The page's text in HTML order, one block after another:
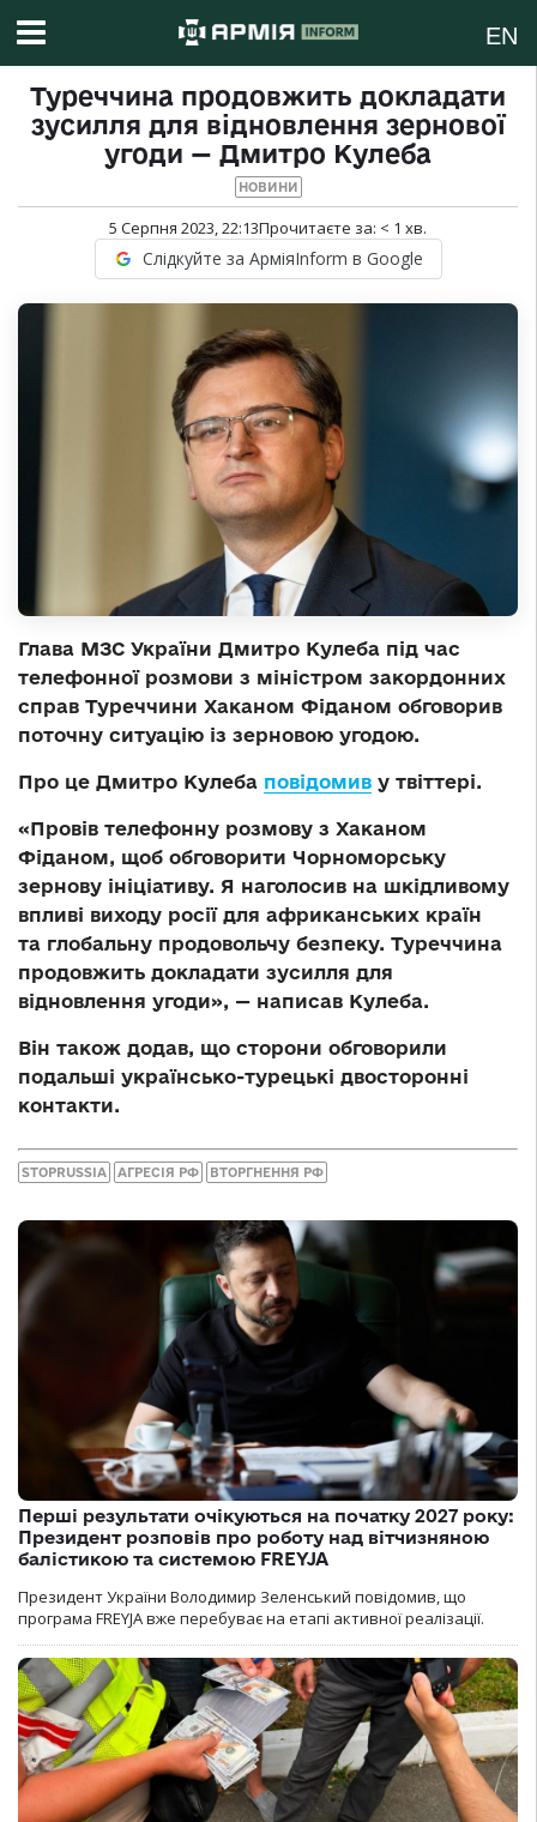
EN
Туреччина продовжить докладати
зусилля для відновлення зернової
угоди — Дмитро Кулеба
НОВИНИ
5 Серпня 2023, 22:13Прочитаєте за: < 1 хв.
Слідкуйте за АрміяInform в Google
Глава МЗС України Дмитро Кулеба під час
телефонної розмови з міністром закордонних
справ Туреччини Хаканом Фіданом обговорив
поточну ситуацію із зерновою угодою.
Про це Дмитро Кулеба повідомив у твіттері.
«Провів телефонну розмову з Хаканом
Фіданом, щоб обговорити Чорноморську
зернову ініціативу. Я наголосив на шкідливому
впливі виходу росії для африканських країн
та глобальну продовольчу безпеку. Туреччина
продовжить докладати зусилля для
відновлення угоди», — написав Кулеба.
Він також додав, що сторони обговорили
подальші українсько-турецькі двосторонні
контакти.
STOPRUSSIA АГРЕСІЯ РФ ВТОРГНЕННЯ РФ
Перші результати очікуються на початку 2027 року:
Президент розповів про роботу над вітчизняною
балістикою та системою FREYJA
Президент України Володимир Зеленський повідомив, що
програма FREYJA вже перебуває на етапі активної реалізації.